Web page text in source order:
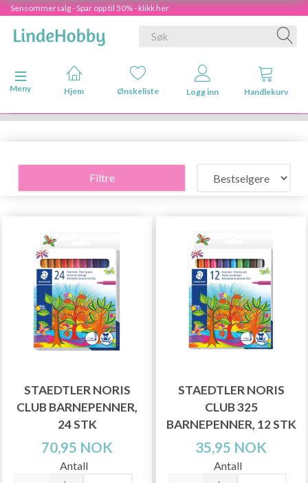
Sensommersalg - Spar opp til 50% - klikk her
Veksle navigasjon
Meny
Hjem Ønskeliste Logg inn Handlekurv
Filtre
STAEDTLER NORIS
CLUB BARNEPENNER,
24 STK
70,95 NOK
Antall
STAEDTLER NORIS
CLUB 325
BARNEPENNER, 12 STK
35,95 NOK
Antall